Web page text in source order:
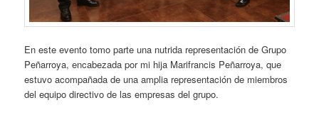
En este evento tomo parte una nutrida representación de Grupo
Peñarroya, encabezada por mi hija Marifrancis Peñarroya, que
estuvo acompañada de una amplia representación de miembros
del equipo directivo de las empresas del grupo.